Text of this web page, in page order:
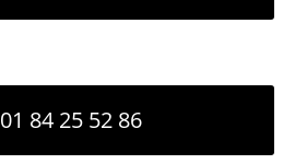
01 84 25 52 86